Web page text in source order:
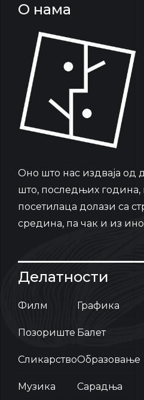
О нама
Oно што нас издваја од
што, последњих година,
посетилаца долази са
средина, па чак и из
Делатности
Филм
Позориште
Сликарство
Музика
Графика
Балет
Образовање
Сарадња